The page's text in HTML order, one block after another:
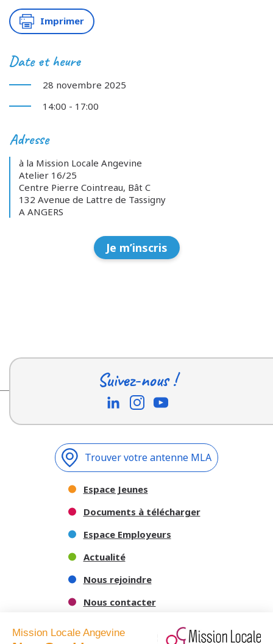
Imprimer
Date et heure
28 novembre 2025
14:00 - 17:00
Adresse
à la Mission Locale Angevine
Atelier 16/25
Centre Pierre Cointreau, Bât C
132 Avenue de Lattre de Tassigny
A ANGERS
Je m’inscris
Suivez-nous !
Trouver votre antenne MLA
Espace Jeunes
Documents à télécharger
Espace Employeurs
Actualité
Nous rejoindre
Nous contacter
Mission Locale Angevine